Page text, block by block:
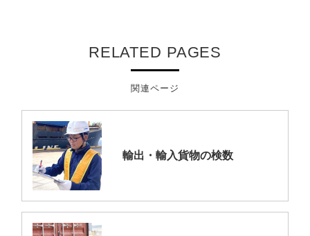
関連ページ
RELATED PAGES
輸出・輸入貨物の検数